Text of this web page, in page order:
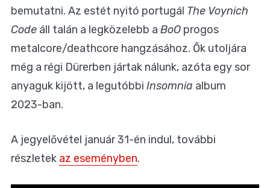
bemutatni. Az estét nyitó portugál The Voynich
Code áll talán a legközelebb a BoO progos
metalcore/deathcore hangzásához. Ők utoljára
még a régi Dürerben jártak nálunk, azóta egy sor
anyaguk kijött, a legutóbbi Insomnia album
2023-ban.
A jegyelővétel január 31-én indul, további
részletek az eseményben.